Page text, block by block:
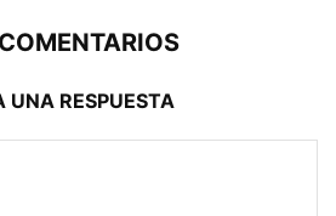
UNA RESPUESTA